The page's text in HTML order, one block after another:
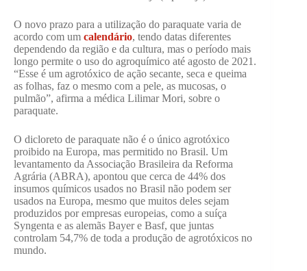
O novo prazo para a utilização do paraquate varia de
acordo com um calendário, tendo datas diferentes
dependendo da região e da cultura, mas o período mais
longo permite o uso do agroquímico até agosto de 2021.
“Esse é um agrotóxico de ação secante, seca e queima
as folhas, faz o mesmo com a pele, as mucosas, o
pulmão”, afirma a médica Lilimar Mori, sobre o
paraquate.
O dicloreto de paraquate não é o único agrotóxico
proibido na Europa, mas permitido no Brasil. Um
levantamento da Associação Brasileira da Reforma
Agrária (ABRA), apontou que cerca de 44% dos
insumos químicos usados no Brasil não podem ser
usados na Europa, mesmo que muitos deles sejam
produzidos por empresas europeias, como a suíça
Syngenta e as alemãs Bayer e Basf, que juntas
controlam 54,7% de toda a produção de agrotóxicos no
mundo.